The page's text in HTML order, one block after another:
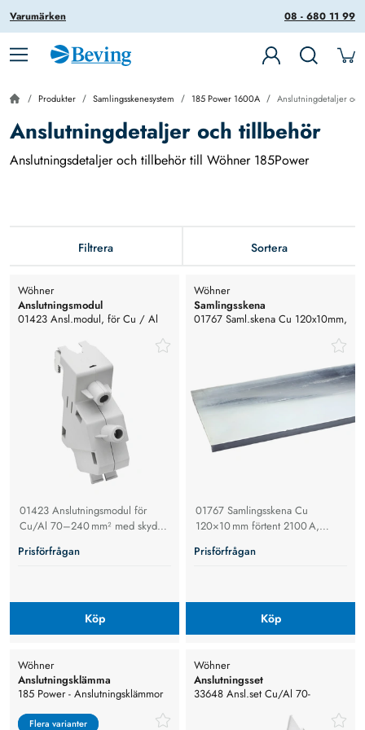
08 - 680 11 99
Varumärken
Produkter Samlingsskenesystem 185 Power 1600A Anslutningdetaljer
Anslutningdetaljer och tillbehör
Anslutningsdetaljer och tillbehör till Wöhner 185Power
Filtrera Sortera
Wöhner
Anslutningsmodul
01423 Ansl.modul, för Cu / Al
01423 Anslutningsmodul för
Cu/Al 70–240 mm² med skydd,
modul för direkt kabelanslutning
Prisförfrågan
Köp
Wöhner
Samlingsskena
01767 Saml.skena Cu 120x10mm,
01767 Samlingsskena Cu
120×10 mm förtent 2100 A,
kopparskena i 185Power‑systemet
kontaktpunkter.
Prisförfrågan
Köp
Flera varianter
Flera varianter
Wöhner
Anslutningsklämma
185 Power - Anslutningsklämmor
Wöhner
Anslutningsset
33648 Ansl.set Cu/Al 70-